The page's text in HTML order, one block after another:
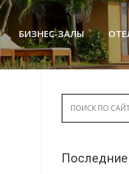
БИЗНЕС-ЗАЛЫ
Последние